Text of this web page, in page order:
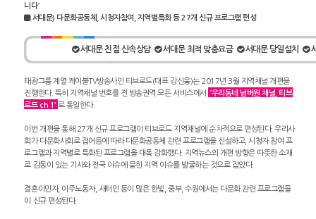
니다’
서대문) 다문화공동체, 시청자참여, 지역별특화 등 27개 신규 프로그램 편성
서대문 친절 신속상담 서대문 최적 맞춤요금 서대문 당일설치
태광그룹 계열 케이블TV방송사인 티브로드(대표 강신웅)는 2017년 3월 지역채널 개편을
진행한다. 특히 지역채널 번호를 전 방송권역 모든 서비스에서
‘우리동네 넘버원 채널, 티브
로드 ch 1’ 로 통일한다.
이번 개편을 통해 27개 신규 프로그램이 티브로드 지역채널에 순차적으로 편성된다. 우리사
회가 다문화사회로 접어듬에 따라 다문화공동체 관련 프로그램을 신설하고, 시청자 참여 프
로그램과 지역별로 특화된 프로그램을 대폭 강화했다. 지역뉴스의 개편 방향은 따뜻한 소재
로 감동이 있는 기사와 전국 이슈에 묻힌 지역 이슈를 발굴하는 것으로 잡았다.
결혼이민자, 이주노동자, 새터민 등이 많은 한빛, 중부, 수원에서는 다문화 관련 프로그램들
이 신규 편성된다.